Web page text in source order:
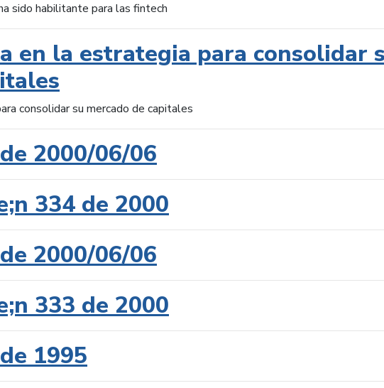
sido habilitante para las fintech
en la estrategia para consolidar
consolidar su mercado de capitales
2000/06/06
334 de 2000
2000/06/06
333 de 2000
1995